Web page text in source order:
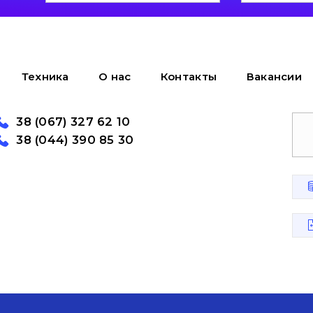
Техника О нас Контакты Вакансии
38 (067) 327 62 10
38 (044) 390 85 30